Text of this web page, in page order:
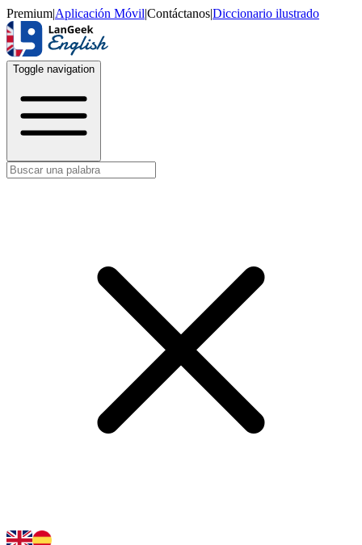
Premium|Aplicación Móvil|Contáctanos|Diccionario ilustrado
Toggle navigation